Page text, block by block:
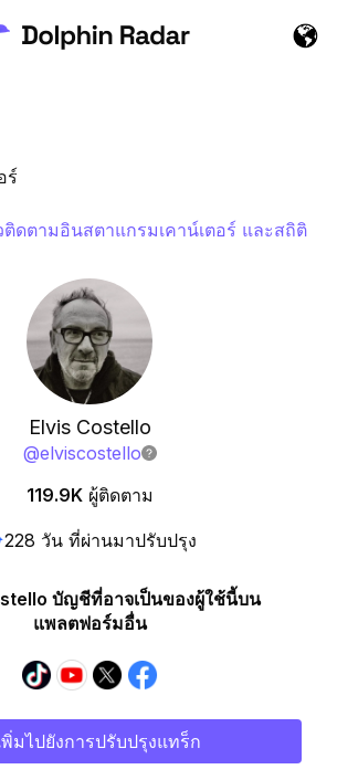
ร์
ติดตามอินสตาแกรมเคาน์เตอร์ และสถิติ
Elvis Costello
@elviscostello
119.9K ผู้ติดตาม
228 วัน ที่ผ่านมาปรับปรุง
บัญชีที่อาจเป็นของผู้ใช้นี้บน
แพลตฟอร์มอื่น
พิ่มไปยังการปรับปรุงแทร็ก